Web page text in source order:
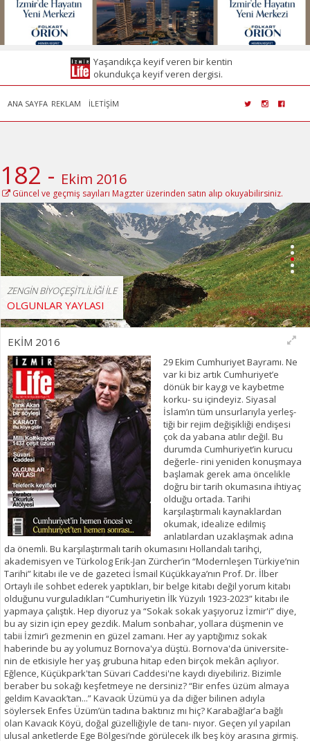
Yaşandıkça keyif veren bir kentin
okundukça keyif veren dergisi.
ANA SAYFA REKLAM İLETİŞİM
182 - Ekim 2016
Güncel ve geçmiş sayıları Magzter üzerinden satın alıp okuyabilirsiniz.
ZENGİN BİYOÇEŞİTLİLİĞİ İLE
OLGUNLAR YAYLASI
1
2
3
4
5
EKİM 2016
29 Ekim Cumhuriyet Bayramı. Ne
var ki biz artık Cumhuriyet’e
dönük bir kaygı ve kaybetme
korku- su içindeyiz. Siyasal
İslam’ın tüm unsurlarıyla yerleş-
tiği bir rejim değişikliği endişesi
çok da yabana atılır değil. Bu
durumda Cumhuriyet’in kurucu
değerle- rini yeniden konuşmaya
başlamak gerek ama öncelikle
doğru bir tarih okumasına ihtiyaç
olduğu ortada. Tarihi
karşılaştırmalı kaynaklardan
okumak, idealize edilmiş
anlatılardan uzaklaşmak adına
da önemli. Bu karşılaştırmalı tarih okumasını Hollandalı tarihçi,
akademisyen ve Türkolog Erik-Jan Zürcher’in “Modernleşen Türkiye’nin
Tarihi” kitabı ile ve de gazeteci İsmail Küçükkaya’nın Prof. Dr. İlber
Ortaylı ile sohbet ederek yaptıkları, bir belge kitabı değil yorum kitabı
olduğunu vurguladıkları “Cumhuriyetin İlk Yüzyılı 1923-2023” kitabı ile
yapmaya çalıştık. Hep diyoruz ya “Sokak sokak yaşıyoruz İzmir'i” diye,
bu ay sizin için epey gezdik. Malum sonbahar, yollara düşmenin ve
tabii İzmir’i gezmenin en güzel zamanı. Her ay yaptığımız sokak
haberinde bu ay yolumuz Bornova'ya düştü. Bornova'da üniversite-
nin de etkisiyle her yaş grubuna hitap eden birçok mekân açılıyor.
Eğlence, Küçükpark'tan Süvari Caddesi'ne kaydı diyebiliriz. Bizimle
beraber bu sokağı keşfetmeye ne dersiniz? “Bir enfes üzüm almaya
geldim Kavacık’tan...” Kavacık Üzümü ya da diğer bilinen adıyla
söylersek Enfes Üzüm’ün tadına baktınız mı hiç? Karabağlar’a bağlı
olan Kavacık Köyü, doğal güzelliğiyle de tanı- nıyor. Geçen yıl yapılan
ulusal anketlerde Ege Bölgesi’nde görülecek ilk beş köy arasına girmiş.